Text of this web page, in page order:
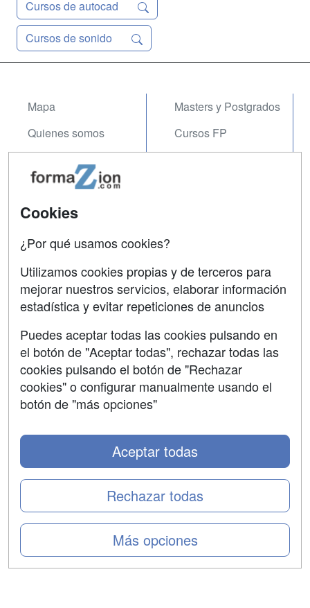
Cursos de autocad
Cursos de sonido
Mapa
Quienes somos
Acceso Usuarios
Acceso Centros
Masters y Postgrados
Cursos FP
Contactar
Confidencialidad
Copyleft
SÍGUENOS EN:
Cookies
¿Por qué usamos cookies?
Utilizamos cookies propias y de terceros para
mejorar nuestros servicios, elaborar información
estadística y evitar repeticiones de anuncios
Puedes aceptar todas las cookies pulsando en
el botón de "Aceptar todas", rechazar todas las
cookies pulsando el botón de "Rechazar
cookies" o configurar manualmente usando el
botón de "más opciones"
Más opciones
Rechazar todas
Aceptar todas